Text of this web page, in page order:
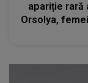
apariție rară
Orsolya,